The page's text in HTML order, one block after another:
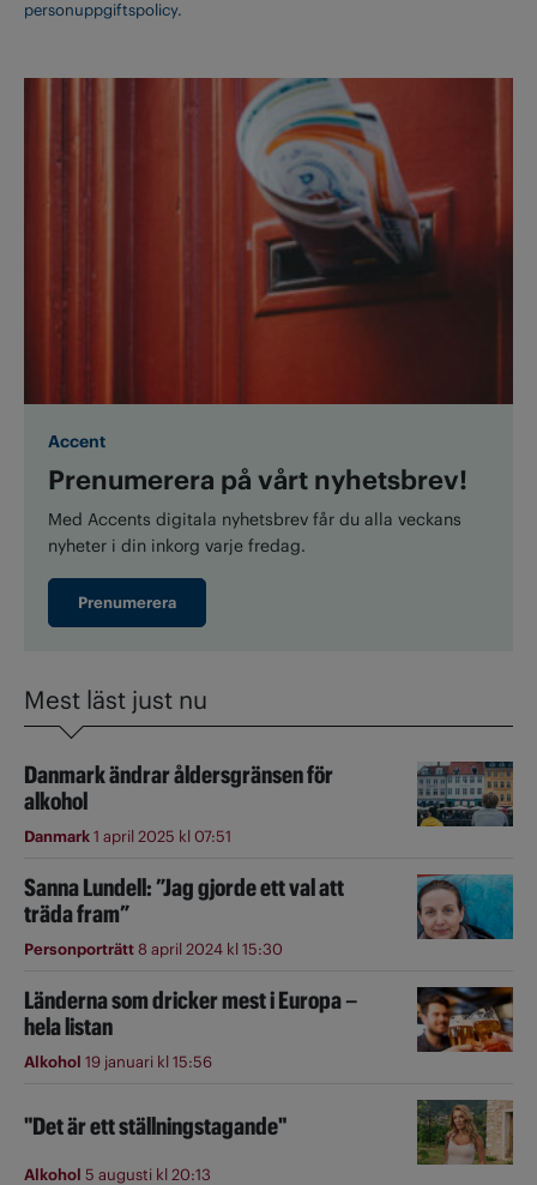
personuppgiftspolicy.
Accent
Prenumerera på vårt nyhetsbrev!
Med Accents digitala nyhetsbrev får du alla veckans
nyheter i din inkorg varje fredag.
Prenumerera
Mest läst just nu
Danmark ändrar åldersgränsen för
alkohol
Danmark1 april 2025 kl 07:51
Sanna Lundell: ”Jag gjorde ett val att
träda fram”
Personporträtt8 april 2024 kl 15:30
Länderna som dricker mest i Europa –
hela listan
Alkohol 19 januari kl 15:56
"Det är ett ställningstagande"
Alkohol 5 augusti kl 20:13